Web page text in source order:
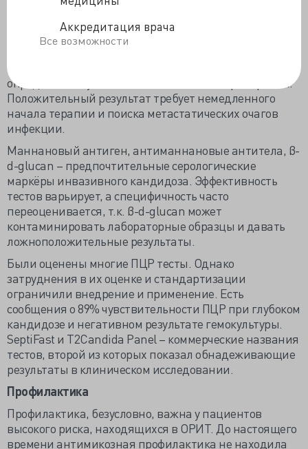
Аккредитация врача
Все возможности
пациента, по данным исследований результатов
аутопсии, демонстрирует 21-71% чувствительности,
что связано с непостоянством кандидемии.
применение. Одновременно проводится
определение чувствительности к химиопрепаратам.
Положительный результат требует немедленного
начала терапии и поиска метастатических очагов
инфекции.
Маннановый антиген, антиманнановые антитела, β-
d-glucan – предпочтительные серологические
маркёры инвазивного кандидоза. Эффективность
тестов варьирует, а специфичность часто
переоценивается, т.к. β-d-glucan может
контаминировать лабораторные образцы и давать
ложноположительные результаты.
Были оценены многие ПЦР тесты. Однако
затруднения в их оценке и стандартизации
ограничили внедрение и применение. Есть
сообщения о 89% чувствительности ПЦР при глубоком
кандидозе и негативном результате гемокультуры.
SeptiFast и T2Candida Panel – коммерческие названия
тестов, второй из которых показал обнадеживающие
результаты в клиническом исследовании.
Профилактика
Профилактика, безусловно, важна у пациентов
высокого риска, находящихся в ОРИТ. До настоящего
времени антимикозная профилактика не находила